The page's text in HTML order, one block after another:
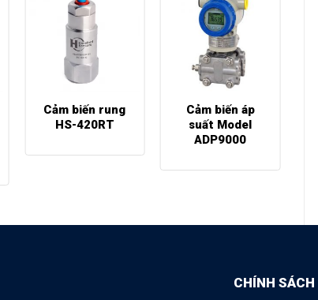
Cảm biến rung
HS-420RT
Cảm biến áp
suất Model
ADP9000
CHÍNH SÁCH